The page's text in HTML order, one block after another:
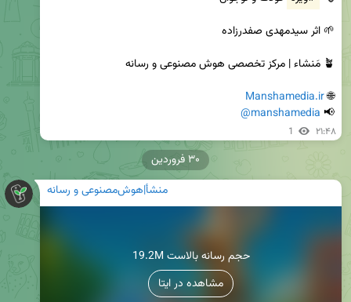
🌐
Manshamedia.ir
📢
@manshamedia
1 ۲۱:۴۸
منشأ|هوش‌مصنوعی و رسانه
19.2M حجم رسانه بالاست
مشاهده در ایتا
۳۰ فروردین